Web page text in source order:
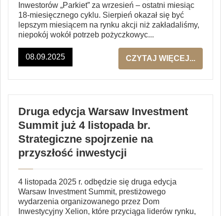
Inwestorów „Parkiet” za wrzesień – ostatni miesiąc
18-miesięcznego cyklu. Sierpień okazał się być
lepszym miesiącem na rynku akcji niż zakładaliśmy,
niepokój wokół potrzeb pożyczkowyc...
08.09.2025 CZYTAJ WIĘCEJ...
Druga edycja Warsaw Investment
Summit już 4 listopada br.
Strategiczne spojrzenie na
przyszłość inwestycji
4 listopada 2025 r. odbędzie się druga edycja
Warsaw Investment Summit, prestiżowego
wydarzenia organizowanego przez Dom
Inwestycyjny Xelion, które przyciąga liderów rynku,